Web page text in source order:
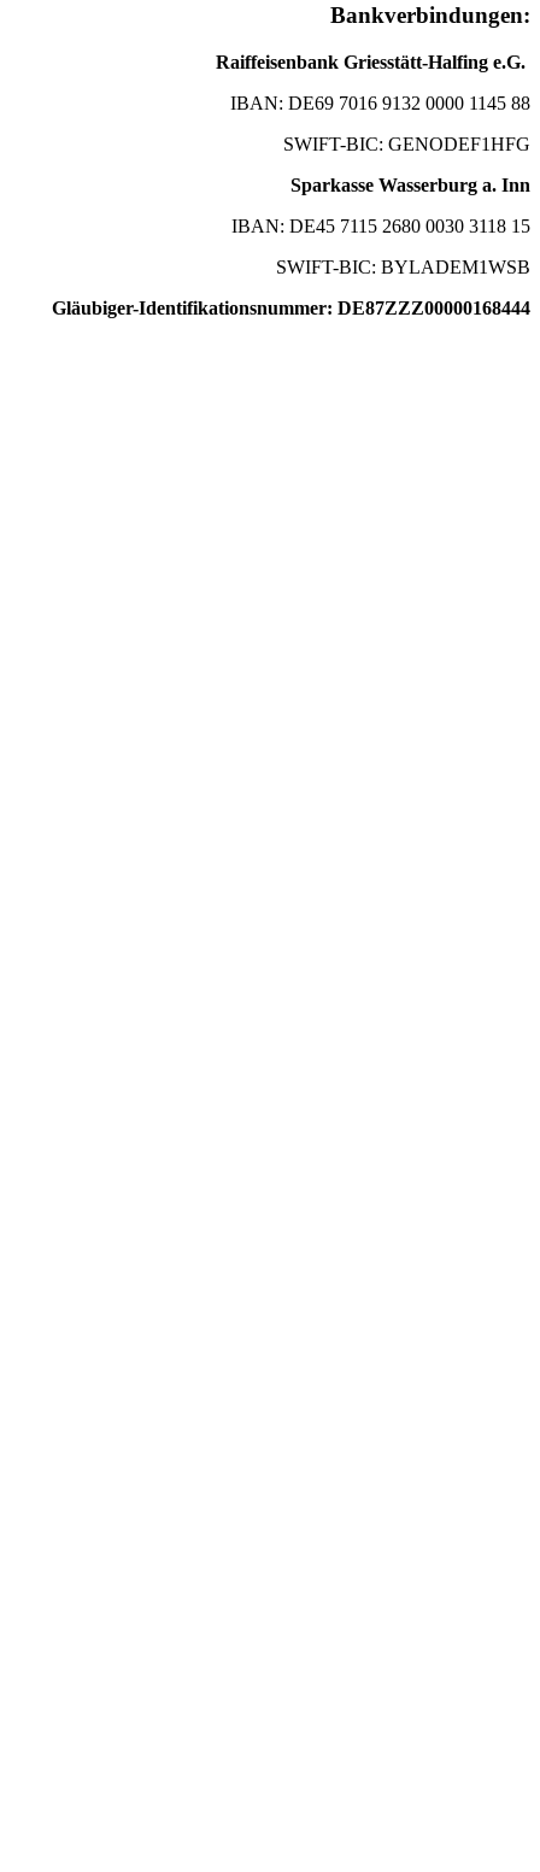
Bankverbindungen:
Raiffeisenbank Griesstätt-Halfing e.G.
IBAN: DE69 7016 9132 0000 1145 88
SWIFT-BIC: GENODEF1HFG
Sparkasse Wasserburg a. Inn
IBAN: DE45 7115 2680 0030 3118 15
SWIFT-BIC: BYLADEM1WSB
Gläubiger-Identifikationsnummer: DE87ZZZ00000168444